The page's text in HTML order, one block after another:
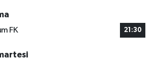
FK
21:30